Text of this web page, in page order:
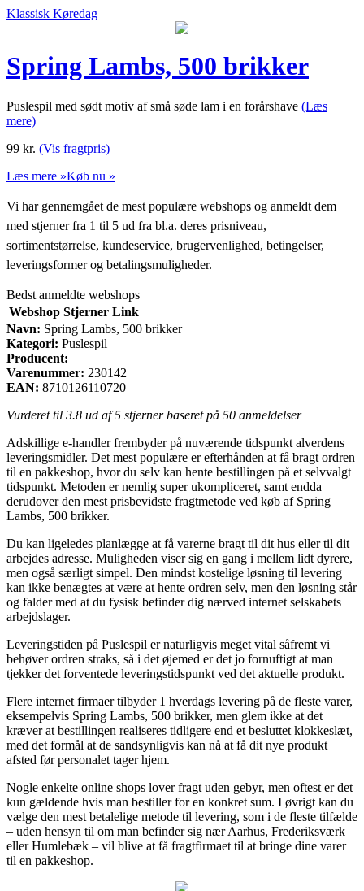
Klassisk Køredag
Spring Lambs, 500 brikker
Puslespil med sødt motiv af små søde lam i en forårshave (Læs
mere)
99 kr. (Vis fragtpris)
Læs mere »Køb nu »
Vi har gennemgået de mest populære webshops og anmeldt dem
med stjerner fra 1 til 5 ud fra bl.a. deres prisniveau,
sortimentstørrelse, kundeservice, brugervenlighed, betingelser,
leveringsformer og betalingsmuligheder.
Bedst anmeldte webshops
Webshop Stjerner Link
Navn: Spring Lambs, 500 brikker
Kategori: Puslespil
Producent:
Varenummer: 230142
EAN: 8710126110720
Vurderet til 3.8 ud af 5 stjerner baseret på 50 anmeldelser
Adskillige e-handler frembyder på nuværende tidspunkt alverdens
leveringsmidler. Det mest populære er efterhånden at få bragt ordren
til en pakkeshop, hvor du selv kan hente bestillingen på et selvvalgt
tidspunkt. Metoden er nemlig super ukompliceret, samt endda
derudover den mest prisbevidste fragtmetode ved køb af Spring
Lambs, 500 brikker.
Du kan ligeledes planlægge at få varerne bragt til dit hus eller til dit
arbejdes adresse. Muligheden viser sig en gang i mellem lidt dyrere,
men også særligt simpel. Den mindst kostelige løsning til levering
kan ikke benægtes at være at hente ordren selv, men den løsning står
og falder med at du fysisk befinder dig nærved internet selskabets
arbejdslager.
Leveringstiden på Puslespil er naturligvis meget vital såfremt vi
behøver ordren straks, så i det øjemed er det jo fornuftigt at man
tjekker det forventede leveringstidspunkt ved det aktuelle produkt.
Flere internet firmaer tilbyder 1 hverdags levering på de fleste varer,
eksempelvis Spring Lambs, 500 brikker, men glem ikke at det
kræver at bestillingen realiseres tidligere end et besluttet klokkeslæt,
med det formål at de sandsynligvis kan nå at få dit nye produkt
afsted før personalet tager hjem.
Nogle enkelte online shops lover fragt uden gebyr, men oftest er det
kun gældende hvis man bestiller for en konkret sum. I øvrigt kan du
vælge den mest betalelige metode til levering, som i de fleste tilfælde
– uden hensyn til om man befinder sig nær Aarhus, Frederiksværk
eller Humlebæk – vil blive at få fragtfirmaet til at bringe dine varer
til en pakkeshop.